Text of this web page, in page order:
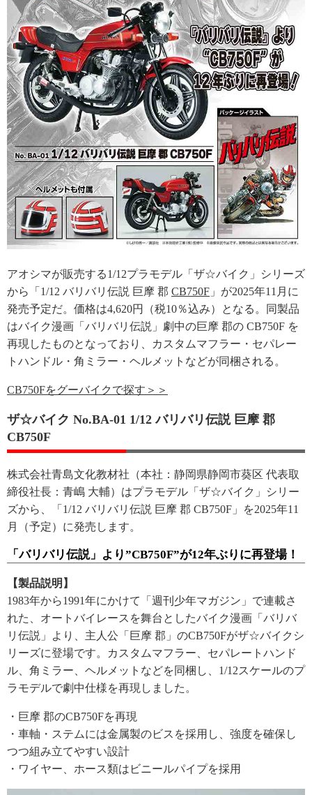
アオシマが販売する1/12プラモデル「ザ☆バイク」シリーズ
から「1/12 バリバリ伝説 巨摩 郡 CB750F 」が2025年11月に
発売予定だ。価格は4,620円（税10％込み）となる。同製品
はバイク漫画「バリバリ伝説」劇中の巨摩 郡の CB750F を
再現したものとなっており、カスタムマフラー・セパレー
トハンドル・角ミラー・ヘルメットなどが同梱される。
CB750Fをグーバイクで探す＞＞
ザ☆バイク No.BA-01 1/12 バリバリ伝説 巨摩 郡
CB750F
株式会社青島文化教材社（本社：静岡県静岡市葵区 代表取
締役社長：青嶋 大輔）はプラモデル「ザ☆バイク」シリー
ズから、「1/12 バリバリ伝説 巨摩 郡 CB750F」を2025年11
月（予定）に発売します。
「バリバリ伝説」より”CB750F”が12年ぶりに再登場！
【製品説明】
1983年から1991年にかけて「週刊少年マガジン」で連載さ
れた、オートバイレースを舞台としたバイク漫画「バリバ
リ伝説」より、主人公「巨摩 郡」のCB750Fがザ☆バイクシ
リーズに登場です。カスタムマフラー、セパレートハンド
ル、角ミラー、ヘルメットなどを同梱し、1/12スケールのプ
ラモデルで劇中仕様を再現しました。
・巨摩 郡のCB750Fを再現
・車軸・ステムには金属製のビスを採用し、強度を確保し
つつ組み立てやすい設計
・ワイヤー、ホース類はビニールパイプを採用